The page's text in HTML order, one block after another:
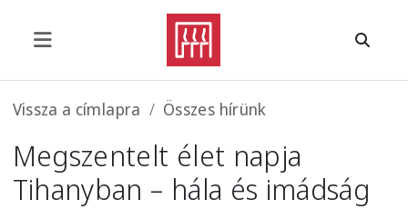
Morzsa
Vissza a címlapra Összes hírünk
Megszentelt élet napja
Tihanyban – hála és imádság